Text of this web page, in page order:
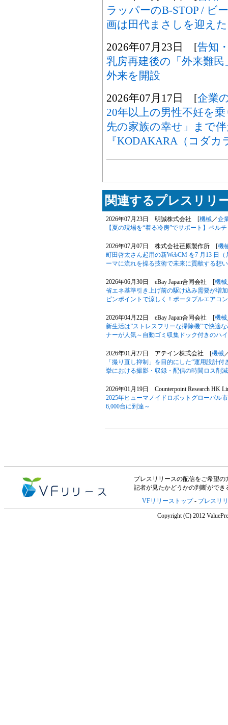
ラッパーのB-STOP / ビ
画は田代まさしを迎え
2026年07月23日 [告知
乳房再建後の「外来難
外来を開設
2026年07月17日 [企業
20年以上の男性不妊を
先の家族の幸せ」まで
『KODAKARA（コダカ
関連するプレスリリ
2026年07月23日 明誠株式会社 [機械／企
【夏の現場を“着る冷房”でサポート】ペル
2026年07月07日 株式会社荏原製作所 [機
町田啓太さん起用の新WebCM を7 月13 日
ーマに流れを操る技術で未来に貢献する想
2026年06月30日 eBay Japan合同会社 [機械
省エネ基準引き上げ前の駆け込み需要が増
ピンポイントで涼しく！ポータブルエアコ
2026年04月22日 eBay Japan合同会社 [機械
新生活は”ストレスフリーな掃除機”で快適
ナーが人気～自動ゴミ収集ドック付きのハ
2026年01月27日 アテイン株式会社 [機械
「撮り直し抑制」を目的にした“運用設計
挙における撮影・収録・配信の時間ロス削
2026年01月19日 Counterpoint Research HK
2025年ヒューマノイドロボットグローバル
6,000台に到達～
プレスリリースの配信をご希望の
記者が見たかどうかの判断がで
VFリリーストップ- プレスリ
Copyright (C) 2012